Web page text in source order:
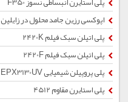
اپوکسی رزین جامد محلول در زایلین
پلی اتیلن سبک فیلم 2420K
پلی اتیلن سبک فیلم 2420F
پلی پروپیلن شیمیایی EPX3130UV
پلی استایرن مقاوم 4512